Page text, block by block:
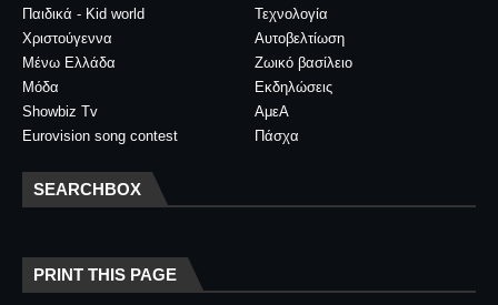
Παιδικά - Kid world
Τεχνολογία
Χριστούγεννα
Αυτοβελτίωση
Μένω Ελλάδα
Ζωικό βασίλειο
Μόδα
Εκδηλώσεις
Showbiz Tv
ΑμεΑ
Eurovision song contest
Πάσχα
SEARCHBOX
PRINT THIS PAGE